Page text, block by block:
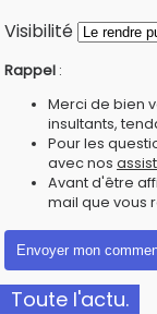
Visibilité
Rappel :
Merci de bien
insultants,
Pour les
avec nos
Avant d'être
mail que vous
Toute l'actu.